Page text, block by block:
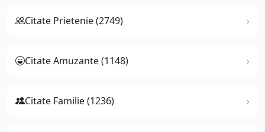
Citate Prietenie (2749)
Citate Amuzante (1148)
Citate Familie (1236)